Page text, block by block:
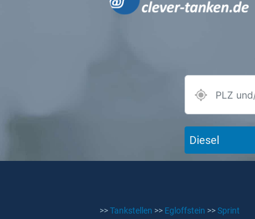
Diesel
>>Tankstellen >> Egloffstein >>Sprint